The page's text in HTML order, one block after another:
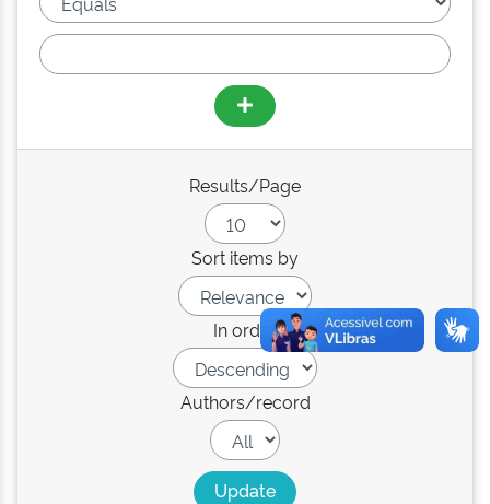
Results/Page
Sort items by
In order
Authors/record